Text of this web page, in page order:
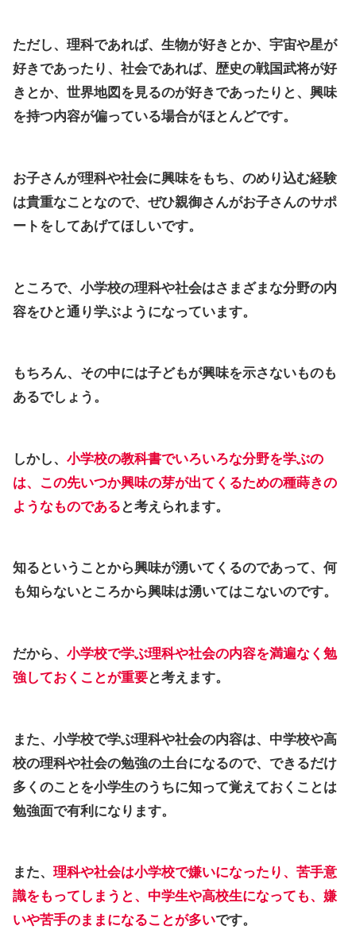
ただし、理科であれば、生物が好きとか、宇宙や星が
好きであったり、社会であれば、歴史の戦国武将が好
きとか、世界地図を見るのが好きであったりと、興味
を持つ内容が偏っている場合がほとんどです。
お子さんが理科や社会に興味をもち、のめり込む経験
は貴重なことなので、ぜひ親御さんがお子さんのサポ
ートをしてあげてほしいです。
ところで、小学校の理科や社会はさまざまな分野の内
容をひと通り学ぶようになっています。
もちろん、その中には子どもが興味を示さないものも
あるでしょう。
しかし、 小学校の教科書でいろいろな分野を学ぶの
は、この先いつか興味の芽が出てくるための種蒔きの
ようなものである と考えられます。
知るということから興味が湧いてくるのであって、何
も知らないところから興味は湧いてはこないのです。
だから、 小学校で学ぶ理科や社会の内容を満遍なく勉
強しておくことが重要と考えます。
また、小学校で学ぶ理科や社会の内容は、中学校や高
校の理科や社会の勉強の土台になるので、できるだけ
多くのことを小学生のうちに知って覚えておくことは
勉強面で有利になります。
また、 理科や社会は小学校で嫌いになったり、苦手意
識をもってしまうと、中学生や高校生になっても、嫌
いや苦手のままになることが多いです。